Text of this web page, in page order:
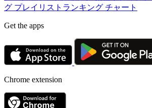
グ プレイリストランキング チャート
Get the apps
Chrome extension